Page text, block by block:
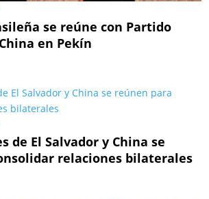
se reúne con Partido
en Pekín
de El Salvador y China se
relaciones bilaterales